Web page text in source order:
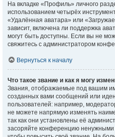
На вкладке «Профиль» личного
использованием четырёх
«Удалённая аватара» или
зависит, включена ли поддержка
могут быть доступны. Если вы не
свяжитесь с администратором
Вернуться к началу
Что такое звание и как я могу
Звания, отображаемые под вашим
созданных вами сообщений или
пользователей: например,
не можете напрямую изменять
так как они установлены её
засоряйте конференцию ненужными